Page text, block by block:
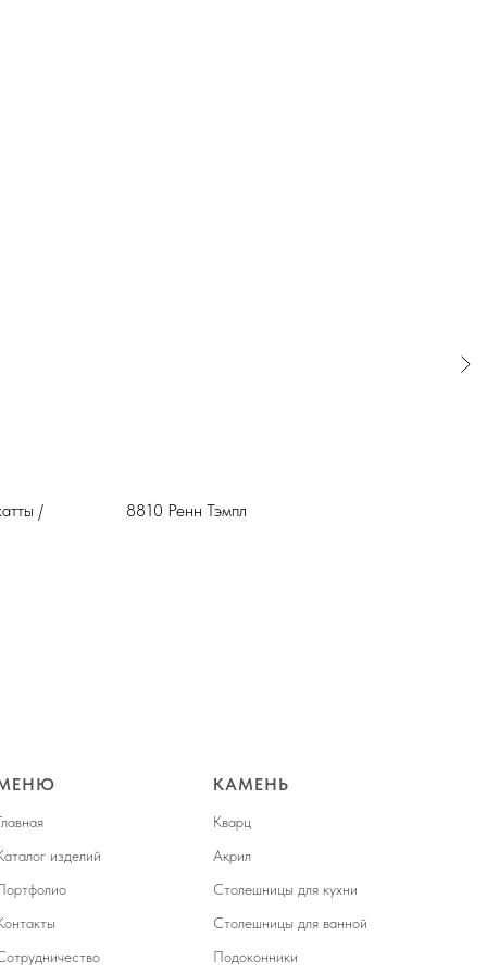
/ 8810 Ренн Тэмпл
изделий
КАМЕНЬ
Кварц
Акрил
Столешницы для кухни
Столешницы для ванной
Подоконники